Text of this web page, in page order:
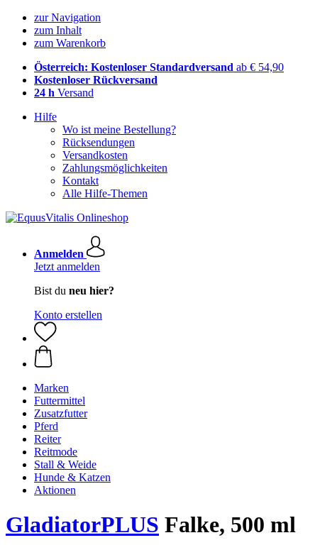
zur Navigation
zum Inhalt
zum Warenkorb
Österreich: Kostenloser Standardversand ab € 54,90
Kostenloser Rückversand
24 h Versand
Hilfe
Wo ist meine Bestellung?
Rücksendungen
Versandkosten
Zahlungsmöglichkeiten
Kontakt
Alle Hilfe-Themen
Anmelden
Jetzt anmelden
Bist du neu hier?
Konto erstellen
Marken
Futtermittel
Zusatzfutter
Pferd
Reiter
Reitmode
Stall & Weide
Hunde & Katzen
Aktionen
GladiatorPLUS Falke, 500 ml